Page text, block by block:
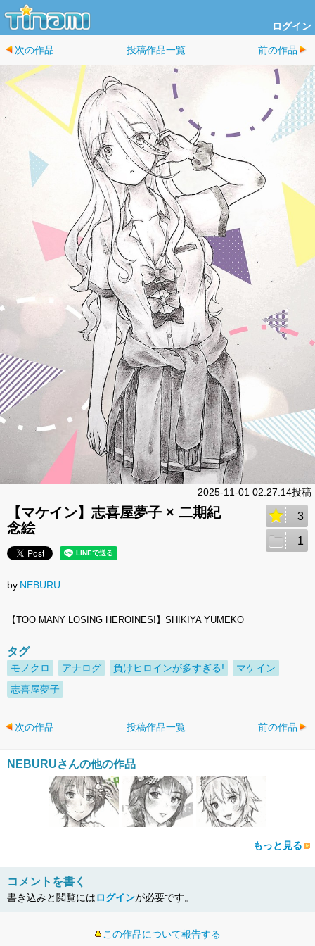
ログイン
次の作品 投稿作品一覧 前の作品
2025-11-01 02:27:14投稿
【マケイン】志喜屋夢子 × 二期紀
念絵
3
1
by. NEBURU
【TOO MANY LOSING HEROINES!】SHIKIYA YUMEKO
タグ
モノクロ アナログ 負けヒロインが多すぎる!
マケイン
志喜屋夢子
次の作品 投稿作品一覧 前の作品
NEBURUさんの他の作品
もっと見る
コメントを書く
書き込みと閲覧にはログインが必要です。
この作品について報告する